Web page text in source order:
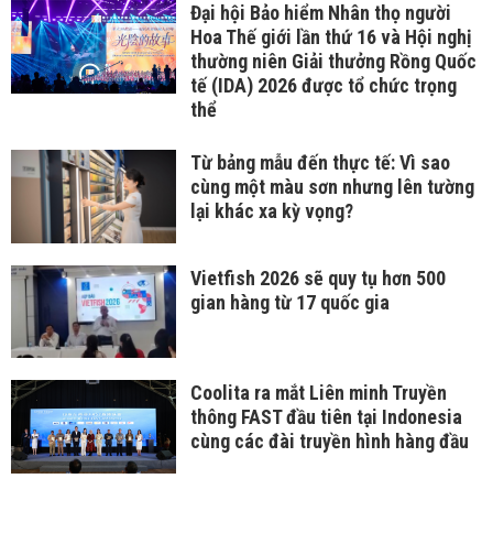
Đại hội Bảo hiểm Nhân thọ người
Hoa Thế giới lần thứ 16 và Hội nghị
thường niên Giải thưởng Rồng Quốc
tế (IDA) 2026 được tổ chức trọng
thể
Từ bảng mẫu đến thực tế: Vì sao
cùng một màu sơn nhưng lên tường
lại khác xa kỳ vọng?
Vietfish 2026 sẽ quy tụ hơn 500
gian hàng từ 17 quốc gia
Coolita ra mắt Liên minh Truyền
thông FAST đầu tiên tại Indonesia
cùng các đài truyền hình hàng đầu